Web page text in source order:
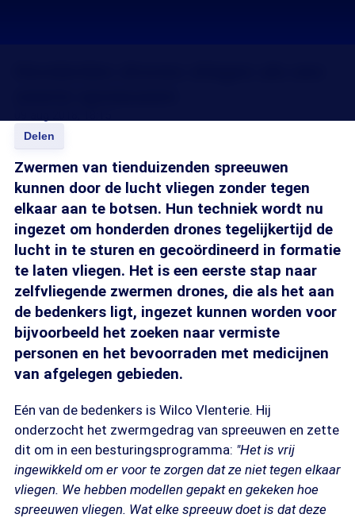
Delen
Zwermen van tienduizenden spreeuwen
kunnen door de lucht vliegen zonder tegen
elkaar aan te botsen. Hun techniek wordt nu
ingezet om honderden drones tegelijkertijd de
lucht in te sturen en gecoördineerd in formatie
te laten vliegen. Het is een eerste stap naar
zelfvliegende zwermen drones, die als het aan
de bedenkers ligt, ingezet kunnen worden voor
bijvoorbeeld het zoeken naar vermiste
personen en het bevoorraden met medicijnen
van afgelegen gebieden.
Eén van de bedenkers is Wilco Vlenterie. Hij
onderzocht het zwermgedrag van spreeuwen en zette
dit om in een besturingsprogramma: "Het is vrij
ingewikkeld om er voor te zorgen dat ze niet tegen elkaar
vliegen. We hebben modellen gepakt en gekeken hoe
spreeuwen vliegen. Wat elke spreeuw doet is dat deze